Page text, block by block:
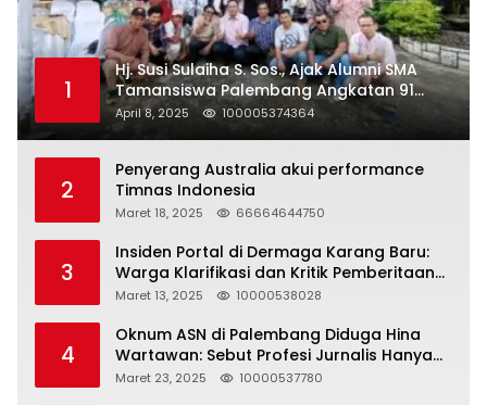
1
Hj. Susi Sulaiha S. Sos., Ajak Alumni SMA
Tamansiswa Palembang Angkatan 91
Halal Bihalal
April 8, 2025 100005374364
2
Penyerang Australia akui performance
Timnas Indonesia
Maret 18, 2025 66664644750
3
Insiden Portal di Dermaga Karang Baru:
Warga Klarifikasi dan Kritik Pemberitaan
yang Tidak Akurat
Maret 13, 2025 10000538028
4
Oknum ASN di Palembang Diduga Hina
Wartawan: Sebut Profesi Jurnalis Hanya
Seharga 2 Liter Bensin, Berujung Dugaan
Maret 23, 2025 10000537780